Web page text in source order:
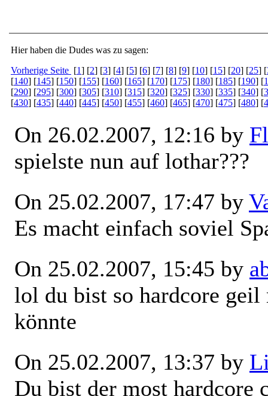
Hier haben die Dudes was zu sagen:
Vorherige Seite [1] [2] [3] [4] [5] [6] [7] [8] [9] [10] [15] [20] [25] [
[140] [145] [150] [155] [160] [165] [170] [175] [180] [185] [190] [
[290] [295] [300] [305] [310] [315] [320] [325] [330] [335] [340] [
[430] [435] [440] [445] [450] [455] [460] [465] [470] [475] [480] [
On 26.02.2007, 12:16 by
spielste nun auf lothar???
On 25.02.2007, 17:47 by
Es macht einfach soviel
On 25.02.2007, 15:45 by
lol du bist so hardcore geil
könnte
On 25.02.2007, 13:37 by
Du bist der most hardcore